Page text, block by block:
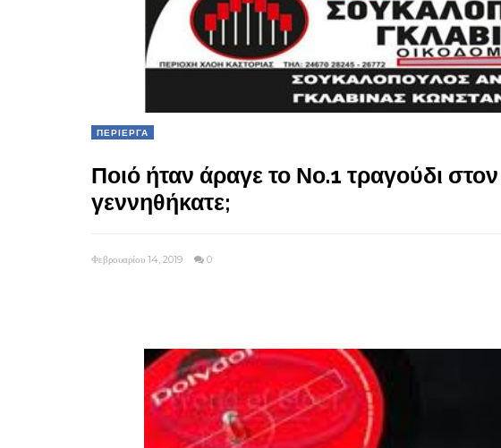
ΠΕΡΙΕΡΓΑ
Ποιό ήταν άραγε το Νο.1 τραγούδι
γεννηθήκατε;
Φεβρουαρίου 14, 2019 0